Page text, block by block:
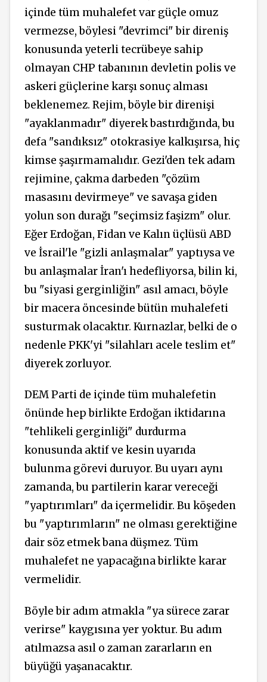
içinde tüm muhalefet var güçle omuz
vermezse, böylesi "devrimci" bir direniş
konusunda yeterli tecrübeye sahip
olmayan CHP tabanının devletin polis ve
askeri güçlerine karşı sonuç alması
beklenemez. Rejim, böyle bir direnişi
"ayaklanmadır" diyerek bastırdığında, bu
defa "sandıksız" otokrasiye kalkışırsa, hiç
kimse şaşırmamalıdır. Gezi'den tek adam
rejimine, çakma darbeden "çözüm
masasını devirmeye" ve savaşa giden
yolun son durağı "seçimsiz faşizm" olur.
Eğer Erdoğan, Fidan ve Kalın üçlüsü ABD
ve İsrail'le "gizli anlaşmalar" yaptıysa ve
bu anlaşmalar İran'ı hedefliyorsa, bilin ki,
bu "siyasi gerginliğin" asıl amacı, böyle
bir macera öncesinde bütün muhalefeti
susturmak olacaktır. Kurnazlar, belki de o
nedenle PKK'yi "silahları acele teslim et"
diyerek zorluyor.
DEM Parti de içinde tüm muhalefetin
önünde hep birlikte Erdoğan iktidarına
"tehlikeli gerginliği" durdurma
konusunda aktif ve kesin uyarıda
bulunma görevi duruyor. Bu uyarı aynı
zamanda, bu partilerin karar vereceği
"yaptırımları" da içermelidir. Bu köşeden
bu "yaptırımların" ne olması gerektiğine
dair söz etmek bana düşmez. Tüm
muhalefet ne yapacağına birlikte karar
vermelidir.
Böyle bir adım atmakla "ya sürece zarar
verirse" kaygısına yer yoktur. Bu adım
atılmazsa asıl o zaman zararların en
büyüğü yaşanacaktır.